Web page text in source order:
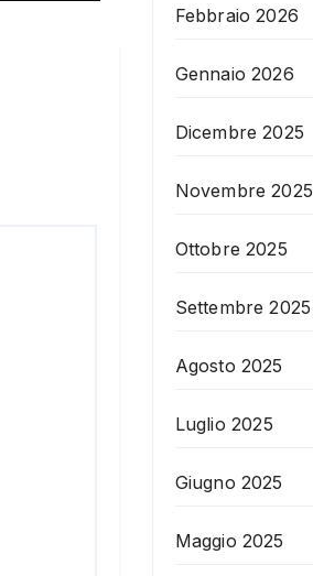
Febbraio 2026
Gennaio 2026
Dicembre 2025
Novembre 2025
Ottobre 2025
Settembre 2025
Agosto 2025
Luglio 2025
Giugno 2025
Maggio 2025